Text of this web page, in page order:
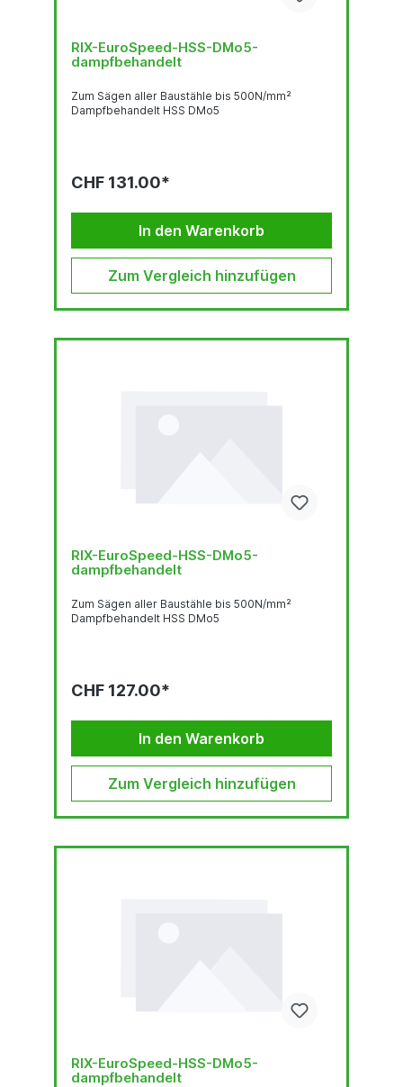
RIX-EuroSpeed-HSS-DMo5-
dampfbehandelt
Zum Sägen aller Baustähle bis 500N/mm²
Dampfbehandelt HSS DMo5
CHF 131.00*
In den Warenkorb
Zum Vergleich hinzufügen
RIX-EuroSpeed-HSS-DMo5-
dampfbehandelt
Zum Sägen aller Baustähle bis 500N/mm²
Dampfbehandelt HSS DMo5
CHF 127.00*
In den Warenkorb
Zum Vergleich hinzufügen
RIX-EuroSpeed-HSS-DMo5-
dampfbehandelt